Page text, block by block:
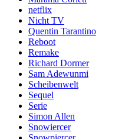
netflix
Nicht TV
Quentin Tarantino
Reboot
Remake
Richard Dormer
Sam Adewunmi
Scheibenwelt
Sequel
Serie
Simon Allen
Snowiercer